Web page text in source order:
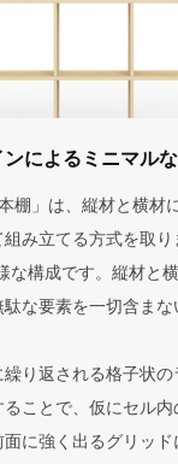
による ミニマル
棚」は、縦材と横材
み立てる方式を取り
な構成です。縦材と
な要素を一切含ま
繰り返される格子状
ことで、仮にセル
に強く出るグリッ